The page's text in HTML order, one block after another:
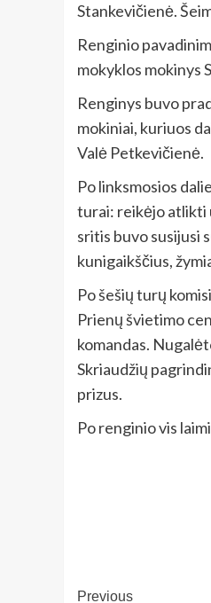
Stankevičienė.
Renginio
mokyklos mokinys
Renginys buvo
mokiniai, kuriuos
Valė Petkevičienė.
Po linksmosios
turai: reikėjo atlikti
sritis buvo susijusi
kunigaikščius,
Po šešių turų
Prienų švietimo
komandas.
Skriaudžių
prizus.
Po renginio vis
Previous